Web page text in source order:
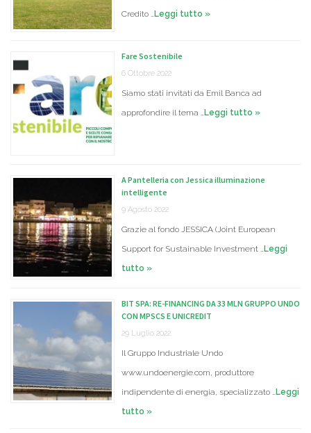
Credito … Leggi tutto »
Fare Sostenibile
6 Ottobre 2022
Siamo stati invitati da Emil Banca ad
approfondire il tema … Leggi tutto »
A Pantelleria con Jessica illuminazione
intelligente
9 Agosto 2022
Grazie al fondo JESSICA (Joint European
Support for Sustainable Investment … Leggi
tutto »
BIT SPA: RE-FINANCING DA 33 MLN GRUPPO UNDO
CON MPSCS E UNICREDIT
29 Luglio 2022
Il Gruppo Industriale Undo
www.undoenergie.com, produttore
indipendente di energia, specializzato … Leggi
tutto »